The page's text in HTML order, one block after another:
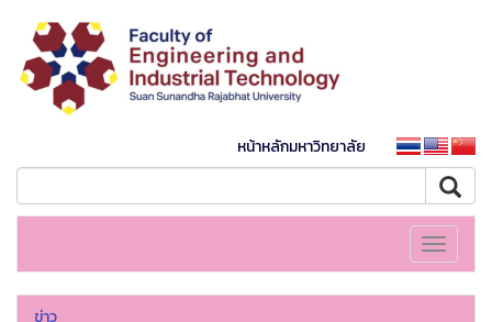
หน้าหลักมหาวิทยาลัย
Toggle
ข่าว